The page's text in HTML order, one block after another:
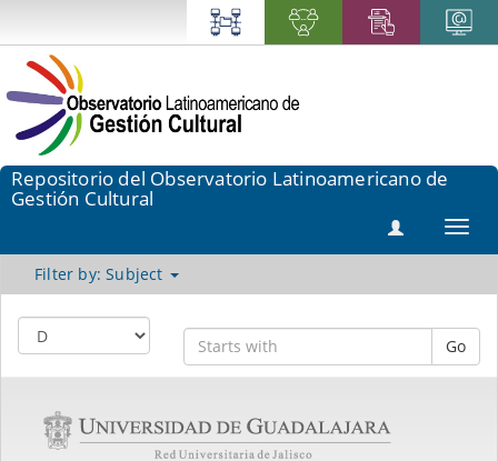
Repositorio del Observatorio Latinoamericano de
Gestión Cultural
Filter by: Subject
Go